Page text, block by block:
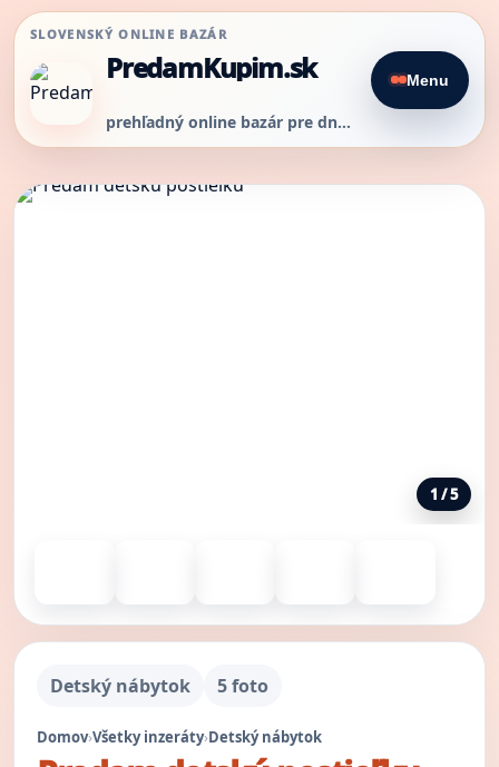
SLOVENSKÝ ONLINE BAZÁR
PredamKupim.sk
prehľadný online bazár pre dnešný predaj
Menu
1 / 5
Detský nábytok 5 foto
Domov›Všetky inzeráty›Detský nábytok